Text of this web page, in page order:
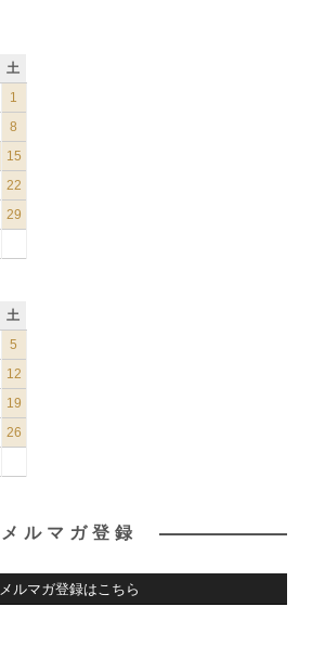
土
1
8
15
22
29
土
5
12
19
26
メルマガ登録
メルマガ登録はこちら